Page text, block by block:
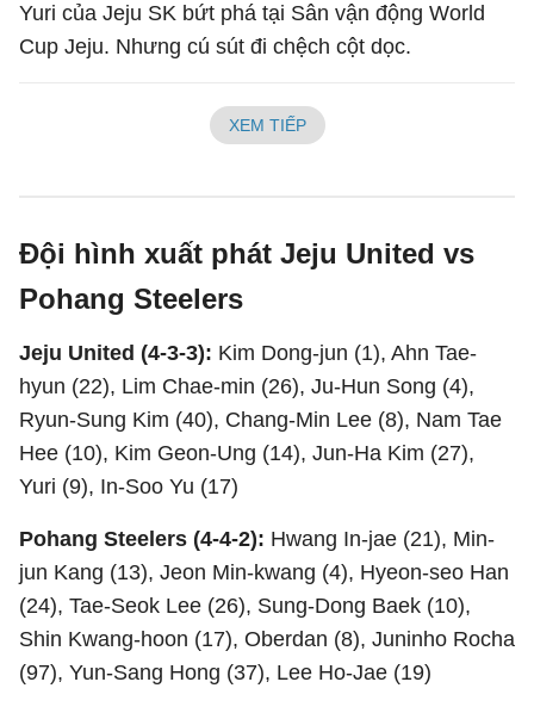
Yuri của Jeju SK bứt phá tại Sân vận động World
Cup Jeju. Nhưng cú sút đi chệch cột dọc.
XEM TIẾP
Đội hình xuất phát Jeju United vs
Pohang Steelers
Jeju United (4-3-3): Kim Dong-jun (1), Ahn Tae-
hyun (22), Lim Chae-min (26), Ju-Hun Song (4),
Ryun-Sung Kim (40), Chang-Min Lee (8), Nam Tae
Hee (10), Kim Geon-Ung (14), Jun-Ha Kim (27),
Yuri (9), In-Soo Yu (17)
Pohang Steelers (4-4-2): Hwang In-jae (21), Min-
jun Kang (13), Jeon Min-kwang (4), Hyeon-seo Han
(24), Tae-Seok Lee (26), Sung-Dong Baek (10),
Shin Kwang-hoon (17), Oberdan (8), Juninho Rocha
(97), Yun-Sang Hong (37), Lee Ho-Jae (19)